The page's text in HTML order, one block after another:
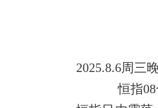
2025.8.6周三晚
恒指08合